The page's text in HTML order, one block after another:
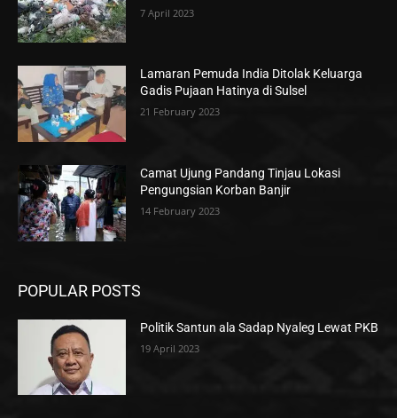
7 April 2023
Lamaran Pemuda India Ditolak Keluarga
Gadis Pujaan Hatinya di Sulsel
21 February 2023
Camat Ujung Pandang Tinjau Lokasi
Pengungsian Korban Banjir
14 February 2023
POPULAR POSTS
Politik Santun ala Sadap Nyaleg Lewat PKB
19 April 2023